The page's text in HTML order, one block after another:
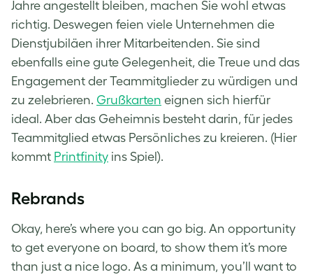
Jahre angestellt bleiben, machen Sie wohl etwas
richtig. Deswegen feien viele Unternehmen die
Dienstjubiläen ihrer Mitarbeitenden. Sie sind
ebenfalls eine gute Gelegenheit, die Treue und das
Engagement der Teammitglieder zu würdigen und
zu zelebrieren. Grußkarten eignen sich hierfür
ideal. Aber das Geheimnis besteht darin, für jedes
Teammitglied etwas Persönliches zu kreieren. (Hier
kommt Printfinity ins Spiel).
Rebrands
Okay, here’s where you can go big. An opportunity
to get everyone on board, to show them it’s more
than just a nice logo. As a minimum, you’ll want to